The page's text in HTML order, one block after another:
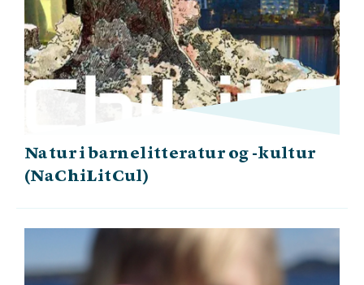
Natur i barnelitteratur og -kultur
(NaChiLitCul)